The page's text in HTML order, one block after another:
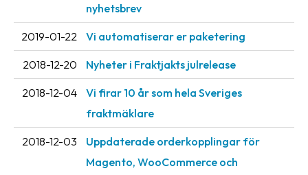
Allmänna
villkor
Integritet
Förbjudet
innehåll
nyhetsbrev
2019-01-22 Vi automatiserar er paketering
2018-12-20 Nyheter i Fraktjakts julrelease
2018-12-04
Vi firar 10 år som hela Sveriges
fraktmäklare
2018-12-03
Uppdaterade orderkopplingar för
Magento, WooCommerce och